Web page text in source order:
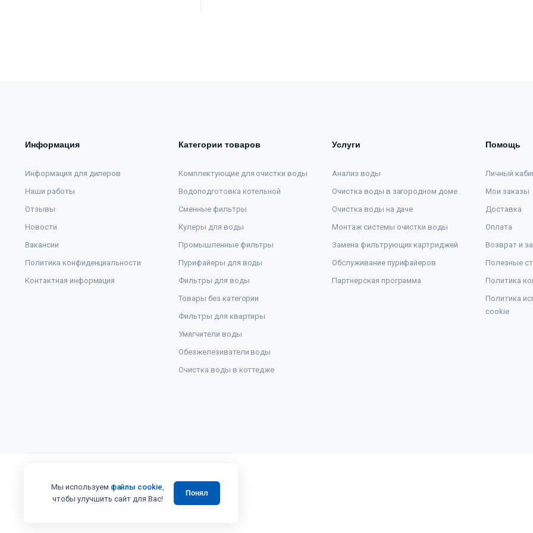
Информация
Информация для дилеров
Наши работы
Отзывы
Новости
Вакансии
Политика конфиденциальности
Контактная информация
Категории товаров
Комплектующие для очистки воды
Водоподготовка котельной
Сменные фильтры
Кулеры для воды
Промышленные фильтры
Пурифайеры для воды
Фильтры для воды
Товары без категории
Фильтры для квартиры
Умягчители воды
Обезжелезиватели воды
Очистка воды в коттедже
Услуги
Анализ воды
Очистка воды в загородном доме
Очистка воды на даче
Монтаж системы очистки воды
Замена фильтрующих картриджей
Обслуживание пурифайеров
Партнерская программа
Помощь
Личный
Мои заказы
Доставка
Оплата
Возврат и
Полезные
Политика
Политика
cookie
Мы используем файлы cookie,
чтобы улучшить сайт для Вас!
Понял